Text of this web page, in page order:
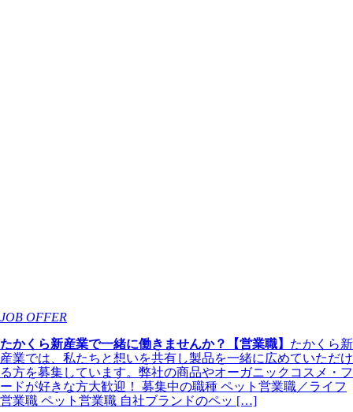
JOB OFFER
たかくら新産業で一緒に働きませんか？【営業職】 たかくら新
産業では、私たちと想いを共有し製品を一緒に広めていただけ
る方を募集しています。弊社の商品やオーガニックコスメ・フ
ードが好きな方大歓迎！ 募集中の職種 ペット営業職／ライフ
営業職 ペット営業職 自社ブランドのペッ […]